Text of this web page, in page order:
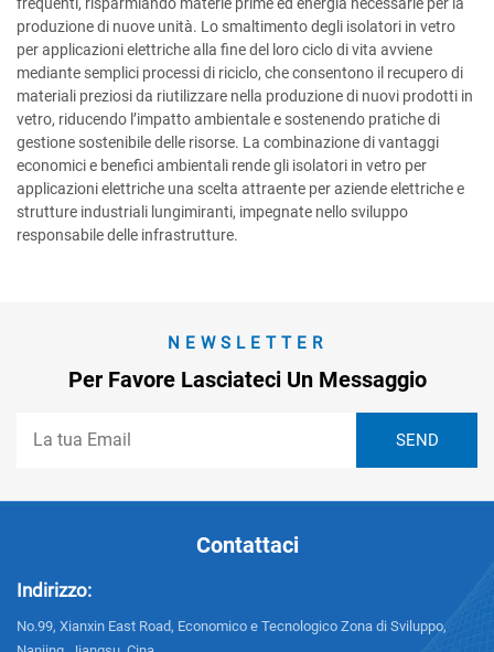
produzione di nuove unità. Lo smaltimento degli isolatori in vetro
per applicazioni elettriche alla fine del loro ciclo di vita avviene
mediante semplici processi di riciclo, che consentono il recupero di
materiali preziosi da riutilizzare nella produzione di nuovi prodotti in
vetro, riducendo l’impatto ambientale e sostenendo pratiche di
gestione sostenibile delle risorse. La combinazione di vantaggi
economici e benefici ambientali rende gli isolatori in vetro per
applicazioni elettriche una scelta attraente per aziende elettriche e
strutture industriali lungimiranti, impegnate nello sviluppo
responsabile delle infrastrutture.
NEWSLETTER
Per Favore Lasciateci Un Messaggio
Contattaci
Indirizzo:
No.99, Xianxin East Road, Economico e Tecnologico Zona di Sviluppo,